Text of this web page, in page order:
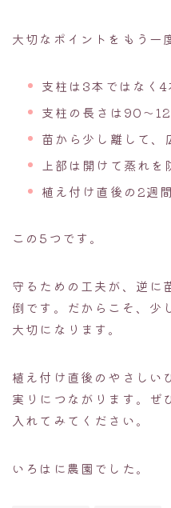
大切なポイントをもう一
支柱は3本ではなく4
支柱の長さは90〜
苗から少し離して、
上部は開けて蒸れを
植え付け直後の2週
この5つです。
守るための工夫が、逆に
倒です。だからこそ、少
大切になります。
植え付け直後のやさしい
実りにつながります。ぜ
入れてみてください。
いろはに農園でした。